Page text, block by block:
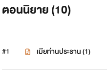
ตอนนิยาย (10)
#1 เมียท่านประธาน (1)